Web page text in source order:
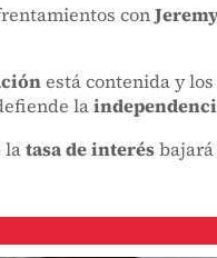
con
está contenida y los
la
latasa de interés